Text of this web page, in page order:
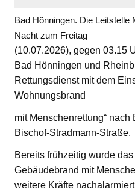
Bad Hönningen. Die Leitstelle
Nacht zum Freitag
(10.07.2026), gegen 03.15
Bad Hönningen und
Rettungsdienst mit dem
Wohnungsbrand
mit Menschenrettung“
Bischof-Stradmann-Straße.
Bereits frühzeitig wurde
Gebäudebrand mit
weitere Kräfte